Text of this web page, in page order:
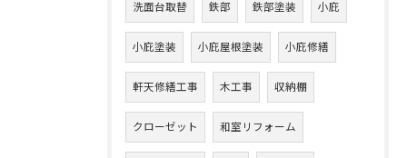
洗面台取替 鉄部 鉄部塗装 小庇
小庇塗装 小庇屋根塗装 小庇修繕
軒天修繕工事 木工事 収納棚
クローゼット 和室リフォーム